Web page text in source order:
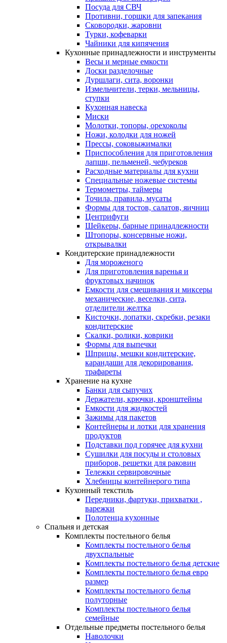
Посуда для СВЧ
Противни, горшки для запекания
Сковородки, жаровни
Турки, кофеварки
Чайники для кипячения
Кухонные принадлежности и инструменты
Весы и мерные емкости
Доски разделочные
Дуршлаги, сита, воронки
Измельчители, терки, мельницы,
ступки
Кухонная навеска
Миски
Молотки, топоры, орехоколы
Ножи, колодки для ножей
Прессы, соковыжималки
Приспособления для приготовления
лапши, пельменей, чебуреков
Расходные материалы для кухни
Специальные ножевые системы
Термометры, таймеры
Точила, правила, мусаты
Формы для тостов, салатов, яичниц
Центрифуги
Шейкеры, барные принадлежности
Штопоры, консервные ножи,
открывалки
Кондитерские принадлежности
Для мороженого
Для приготовления варенья и
фруктовых начинок
Емкости для смешивания и миксеры
механические, веселки, сита,
отделители желтка
Кисточки, лопатки, скребки, резаки
кондитерские
Скалки, ролики, коврики
Формы для выпечки
Шприцы, мешки кондитерские,
карандаши для декорирования,
трафареты
Хранение на кухне
Банки для сыпучих
Держатели, крючки, кронштейны
Емкости для жидкостей
Зажимы для пакетов
Контейнеры и лотки для хранения
продуктов
Подставки под горячее для кухни
Сушилки для посуды и столовых
приборов, решетки для раковин
Тележки сервировочные
Хлебницы контейнерого типа
Кухонный текстиль
Передники, фартуки, прихватки ,
варежки
Полотенца кухонные
Спальня и детская
Комплекты постельного белья
Комплекты постельного белья
двухспальные
Комплекты постельного белья детские
Комплекты постельного белья евро
размер
Комплекты постельного белья
полуторные
Комплекты постельного белья
семейные
Отдельные предметы постельного белья
Наволочки